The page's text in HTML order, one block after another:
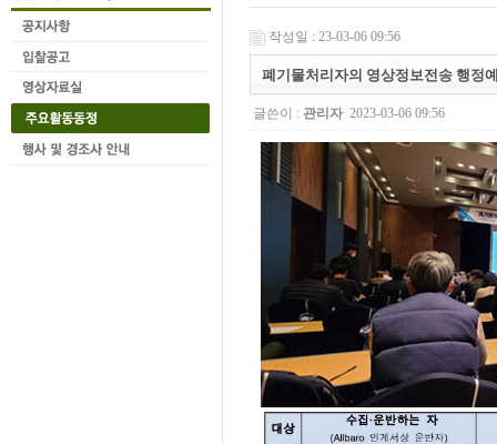
작성일 : 23-03-06 09:56
폐기물처리자의 영상정보전송 행정
글쓴이 : 관리자 2023-03-06 09:56